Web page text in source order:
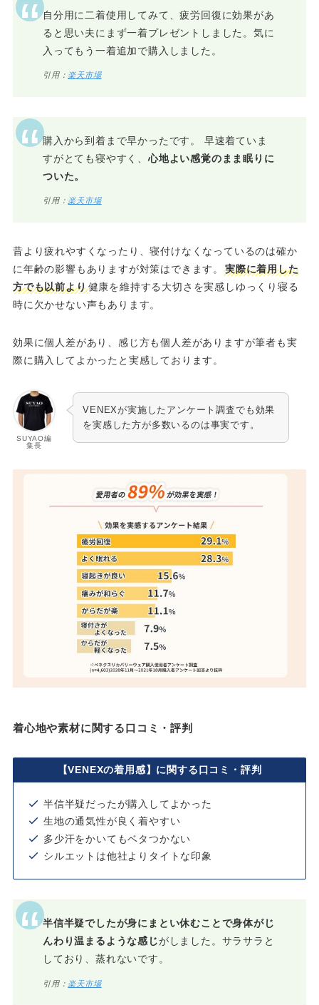
自分用に二着使用してみて、疲労回復に効果があ
ると思い夫にまず一着プレゼントしました。気に
入ってもう一着追加で購入しました。
引用： 楽天市場
購入から到着まで早かったです。 早速着ていま
すがとても寝やすく、 心地よい感覚のまま眠りに
ついた。
引用： 楽天市場
昔より疲れやすくなったり、寝付けなくなっているのは確か
に年齢の影響もありますが対策はできます。実際に着用した
方でも以前より健康を維持する大切さを実感しゆっくり寝る
時に欠かせない声もあります。
効果に個人差があり、感じ方も個人差がありますが筆者も実
際に購入してよかったと実感しております。
SUYAO編
集長
VENEXが実施したアンケート調査でも効果
を実感した方が多数いるのは事実です。
着心地や素材に関する口コミ・評判
【VENEXの着用感】に関する口コミ・評判
半信半疑だったが購入してよかった
生地の通気性が良く着やすい
多少汗をかいてもベタつかない
シルエットは他社よりタイトな印象
半信半疑でしたが身にまとい休むことで身体がじ
んわり温まるような感じがしました。サラサラと
しており、蒸れないです。
引用： 楽天市場